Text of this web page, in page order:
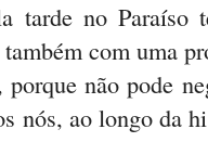
tarde no Paraíso
com uma
porque não pode
nós, ao longo da